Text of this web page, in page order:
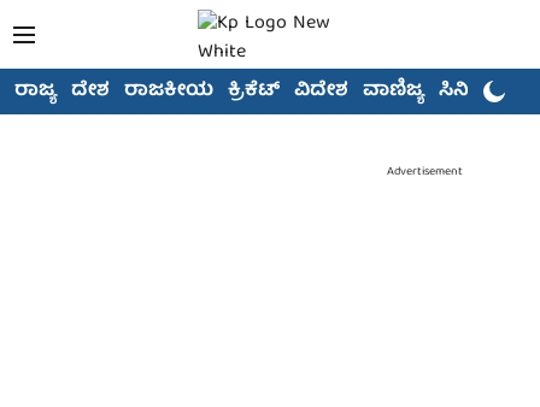
ರಾಜ್ಯ ದೇಶ ರಾಜಕೀಯ ಕ್ರಿಕೆಟ್ ವಿದೇಶ ವಾಣಿಜ್ಯ ಸಿನಿಮಾ
Advertisement